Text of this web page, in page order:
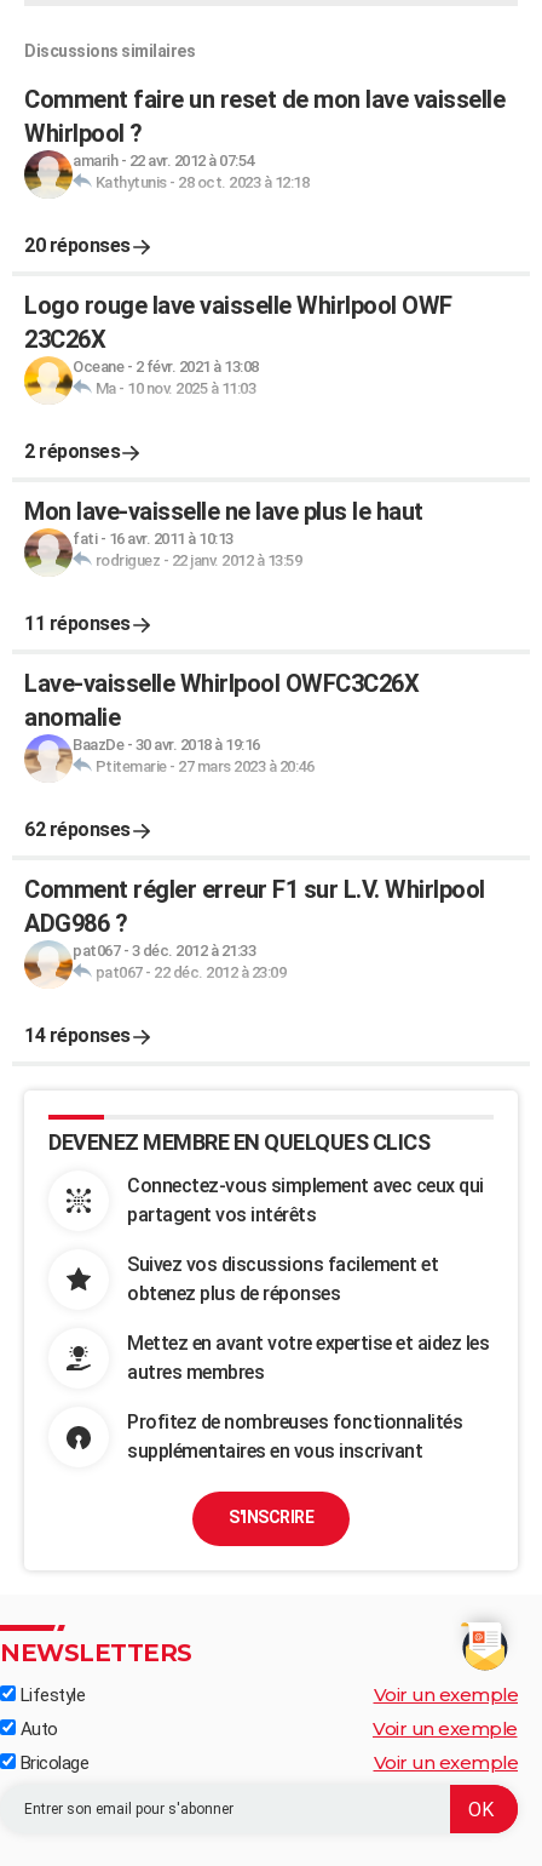
Discussions similaires
Comment faire un reset de mon lave vaisselle
Whirlpool ?
amarih- 22 avr. 2012 à 07:54
Kathytunis- 28 oct. 2023 à 12:18
20 réponses
Logo rouge lave vaisselle Whirlpool OWF
23C26X
Oceane- 2 févr. 2021 à 13:08
Ma- 10 nov. 2025 à 11:03
2 réponses
Mon lave-vaisselle ne lave plus le haut
fati- 16 avr. 2011 à 10:13
rodriguez - 22 janv. 2012 à 13:59
11 réponses
Lave-vaisselle Whirlpool OWFC3C26X
anomalie
BaazDe- 30 avr. 2018 à 19:16
Ptitemarie- 27 mars 2023 à 20:46
62 réponses
Comment régler erreur F1 sur L.V. Whirlpool
ADG986 ?
pat067- 3 déc. 2012 à 21:33
pat067- 22 déc. 2012 à 23:09
14 réponses
DEVENEZ MEMBRE EN QUELQUES CLICS
Connectez-vous simplement avec ceux qui
partagent vos intérêts
Suivez vos discussions facilement et
obtenez plus de réponses
Mettez en avant votre expertise et aidez les
autres membres
Profitez de nombreuses fonctionnalités
supplémentaires en vous inscrivant
S'INSCRIRE
NEWSLETTERS
Lifestyle Voir un exemple
Auto Voir un exemple
Bricolage Voir un exemple